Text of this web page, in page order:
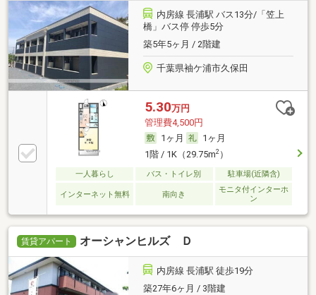
内房線 長浦駅 バス13分/「笠上
橋」バス停 停歩5分
築5年5ヶ月 / 2階建
千葉県袖ケ浦市久保田
5.30万円
管理費4,500円
1ヶ月
1ヶ月
1階 / 1K（29.75m2）
一人暮らし バス・トイレ別 駐車場(近隣含)
インターネット無料 南向き
モニタ付インターホ
ン
賃貸アパート オーシャンヒルズ Ｄ
内房線 長浦駅 徒歩19分
築27年6ヶ月 / 3階建